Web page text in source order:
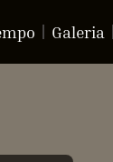
Galeria